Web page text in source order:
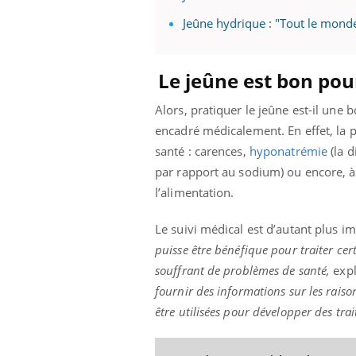
Jeûne hydrique : "Tout le
Le jeûne est bon
Alors, pratiquer le jeûne est-il une
encadré médicalement. En effet,
santé : carences, hyponatrémie (la
par rapport au sodium) ou encore,
l’alimentation.
Le suivi médical est d’autant plus
puisse être bénéfique pour traiter
souffrant de problèmes de santé,
fournir des informations sur les
être utilisées pour développer des